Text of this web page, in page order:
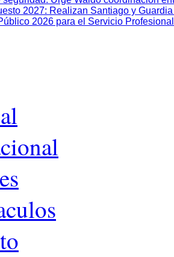
2027: Realizan Santiago y
2026 para el Servicio